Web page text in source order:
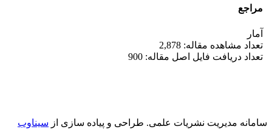
مراجع
آمار
تعداد مشاهده مقاله: 2,878
تعداد دریافت فایل اصل مقاله: 900
سامانه مدیریت نشریات علمی. طراحی و پیاده سازی از سیناوب